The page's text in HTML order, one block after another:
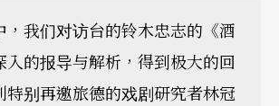
，我们对访台的铃木忠志的《酒
入的报导与解析，得到极大的回
特别再邀旅德的戏剧研究者林冠